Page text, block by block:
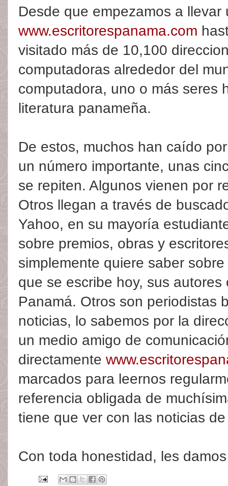
Desde que empezamos a llevar
www.escritorespanama.com
visitado más de 10,100
computadoras alrededor del
computadora, uno o más seres
literatura panameña.
De estos, muchos han caído
un número importante, unas
se repiten. Algunos vienen por
Otros llegan a través de
Yahoo, en su mayoría
sobre premios, obras y
simplemente quiere saber
que se escribe hoy, sus
Panamá. Otros son periodistas
noticias, lo sabemos por la
un medio amigo de
directamente
marcados para leernos
referencia obligada de
tiene que ver con las noticias
Con toda honestidad, les